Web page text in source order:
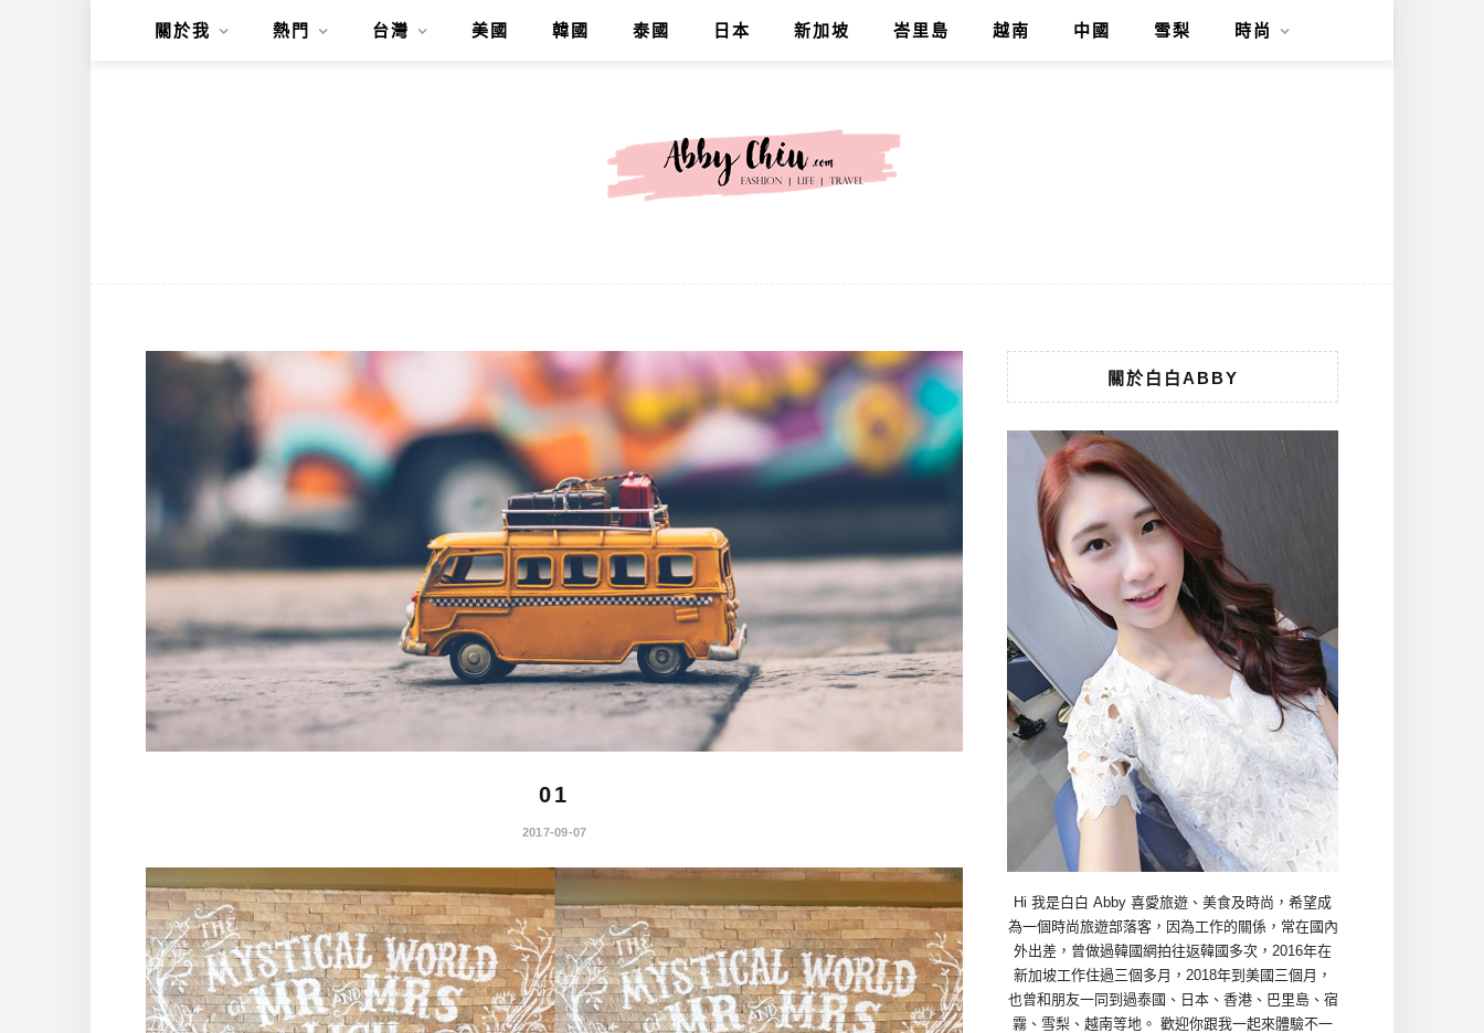
關於我 熱門 台灣 美國 韓國 泰國 日本 新加坡 峇里島 越南 中國 雪梨 時尚
01
2017-09-07
關於白白ABBY
Hi 我是白白 Abby 喜愛旅遊、美食及時尚，希望成
為一個時尚旅遊部落客，因為工作的關係，常在國內
外出差，曾做過韓國網拍往返韓國多次，2016年在
新加坡工作住過三個多月，2018年到美國三個月，
也曾和朋友一同到過泰國、日本、香港、巴里島、宿
霧、雪梨、越南等地。 歡迎你跟我一起來體驗不一